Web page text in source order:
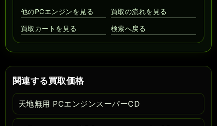
他のPCエンジンを見る
買取の流れを見る
買取カートを見る 検索へ戻る
関連する買取価格
天地無用 PCエンジンスーパーCD